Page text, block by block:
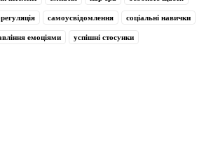
самоусвідомлення соціальні навички
емоціями успішні стосунки